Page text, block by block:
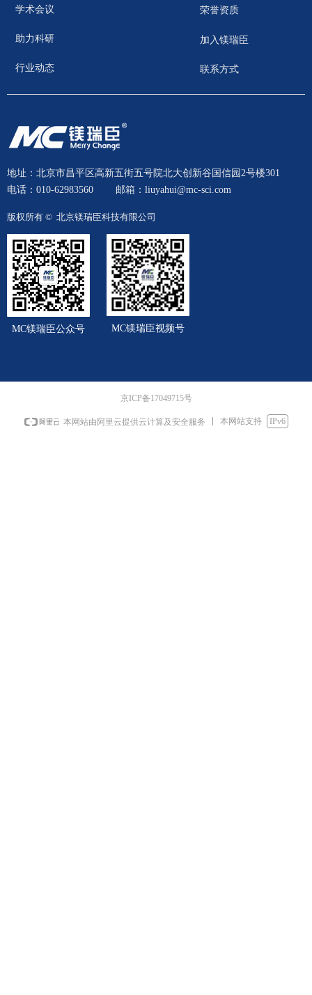
学术会议
助力科研
行业动态
荣誉资质
加入镁瑞臣
联系方式
版权所有 © 北京镁瑞臣科技有限公司
地址：北京市昌平区高新五街五号院北大创新谷国信园2号楼301
电话：010-62983560 邮箱：liuyahui@mc-sci.com
MC镁瑞臣公众号 MC镁瑞臣视频号
京ICP备17049715号
本网站由阿里云提供云计算及安全服务 本网站支持 IPv6